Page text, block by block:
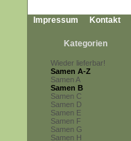
Impressum Kontakt
Kategorien
Wieder lieferbar!
Samen A-Z
Samen A
Samen B
Samen C
Samen D
Samen E
Samen F
Samen G
Samen H